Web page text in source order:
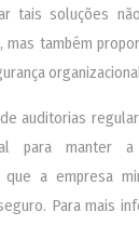
tais soluções
também
auditorias
para manter a
que a empresa
Para mais